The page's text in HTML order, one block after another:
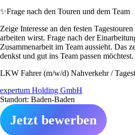
✨Frage nach den Touren und dem Team
Zeige Interesse an den festen
arbeiten wirst. Frage nach der
Zusammenarbeit im Team aussieht. Das
denkst und gut ins Team passen möchtest.
LKW Fahrer (m/w/d) Nahverkehr /
expertum Holding GmbH
Standort: Baden-Baden
Jetzt bewerben